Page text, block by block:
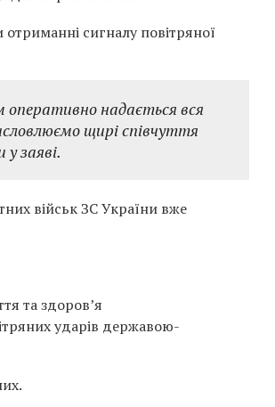
сигналу повітряної
оперативно надається вся
щирі співчуття
заяві.
військ ЗС України вже
та здоров’я
ударів державою-